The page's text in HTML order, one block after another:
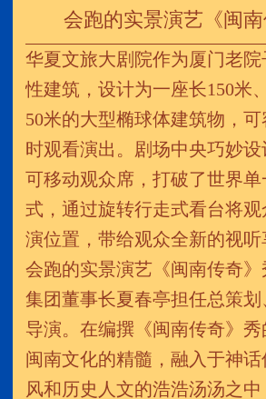
会跑的实景演艺《闽
华夏文旅大剧院作为厦门老
性建筑，设计为一座长150米
50米的大型椭球体建筑物，可
时观看演出。剧场中央巧妙
可移动观众席，打破了世界
式，通过旋转行走式看台将
演位置，带给观众全新的视听
会跑的实景演艺《闽南传奇
集团董事长夏春亭担任总策划
导演。在编撰《闽南传奇》
闽南文化的精髓，融入于神
风和历史人文的浩浩汤汤之